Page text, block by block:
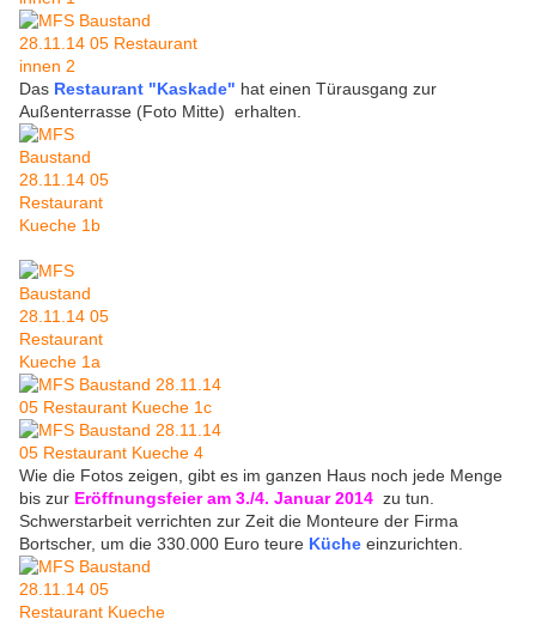
Das Restaurant "Kaskade" hat einen Türausgang zur
Außenterrasse (Foto Mitte) erhalten.
Wie die Fotos zeigen, gibt es im ganzen Haus noch jede Menge
bis zur Eröffnungsfeier am 3./4. Januar 2014 zu tun.
Schwerstarbeit verrichten zur Zeit die Monteure der Firma
Bortscher, um die 330.000 Euro teure Küche einzurichten.